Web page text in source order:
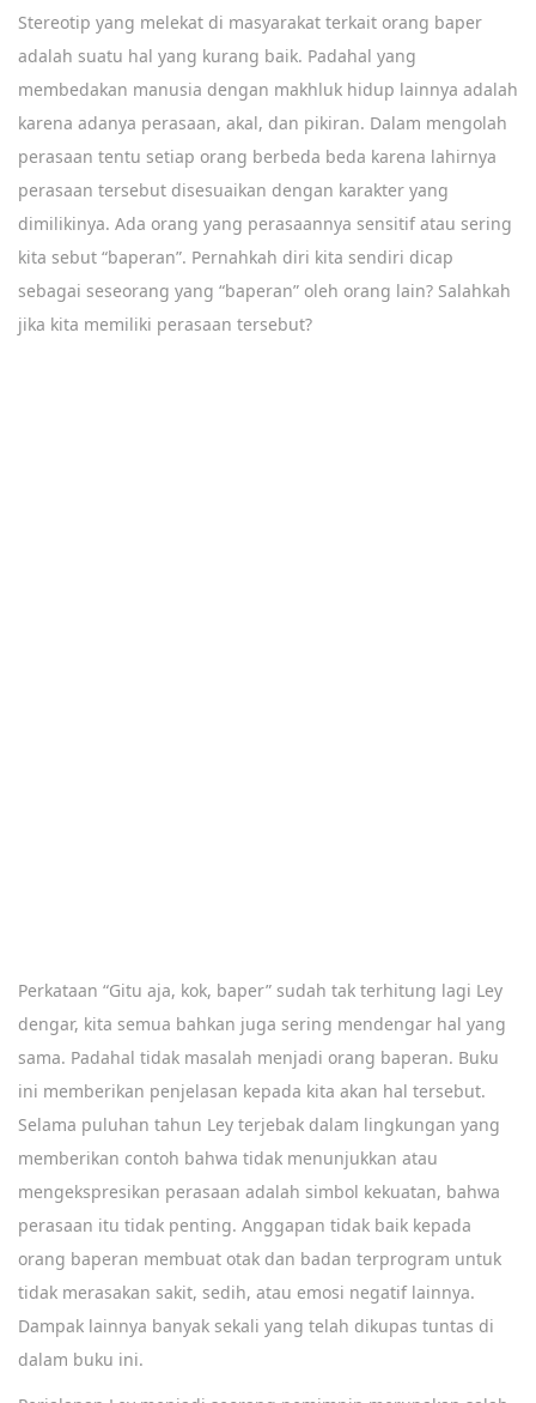
Stereotip yang melekat di masyarakat terkait orang baper
adalah suatu hal yang kurang baik. Padahal yang
membedakan manusia dengan makhluk hidup lainnya adalah
karena adanya perasaan, akal, dan pikiran. Dalam mengolah
perasaan tentu setiap orang berbeda beda karena lahirnya
perasaan tersebut disesuaikan dengan karakter yang
dimilikinya. Ada orang yang perasaannya sensitif atau sering
kita sebut “baperan”. Pernahkah diri kita sendiri dicap
sebagai seseorang yang “baperan” oleh orang lain? Salahkah
jika kita memiliki perasaan tersebut?
Perkataan “Gitu aja, kok, baper” sudah tak terhitung lagi Ley
dengar, kita semua bahkan juga sering mendengar hal yang
sama. Padahal tidak masalah menjadi orang baperan. Buku
ini memberikan penjelasan kepada kita akan hal tersebut.
Selama puluhan tahun Ley terjebak dalam lingkungan yang
memberikan contoh bahwa tidak menunjukkan atau
mengekspresikan perasaan adalah simbol kekuatan, bahwa
perasaan itu tidak penting. Anggapan tidak baik kepada
orang baperan membuat otak dan badan terprogram untuk
tidak merasakan sakit, sedih, atau emosi negatif lainnya.
Dampak lainnya banyak sekali yang telah dikupas tuntas di
dalam buku ini.